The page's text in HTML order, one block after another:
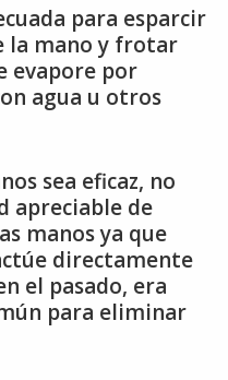
para esparcir
la mano y frotar
evapore por
agua u otros
sea eficaz, no
apreciable de
manos ya que
directamente
el pasado, era
para eliminar